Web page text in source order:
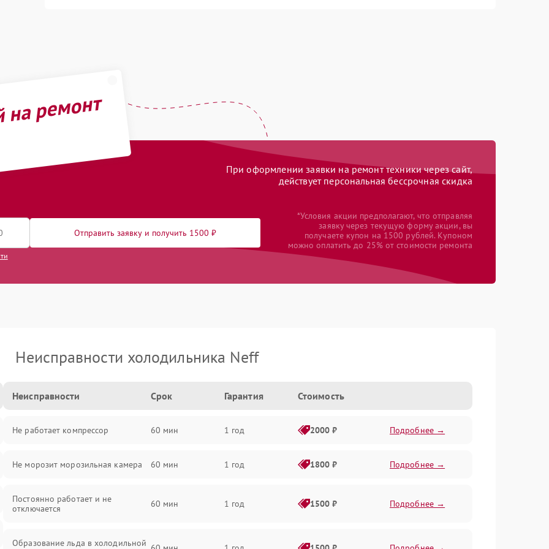
ремонт
При оформлении заявки на ремонт техники через сайт,
действует персональная бессрочная скидка
Отправить заявку и получить 1500 ₽
*Условия акции предполагают, что отправляя
заявку через текущую форму акции, вы
получаете купон на 1500 рублей. Купоном
можно оплатить до 25% от стоимости ремонта
Неисправности холодильника Neff
Неисправности Срок Гарантия Стоимость
Не работает компрессор 60 мин 1 год 2000 ₽ Подробнее →
Не морозит морозильная камера 60 мин 1 год 1800 ₽ Подробнее →
Постоянно работает и не
отключается
60 мин 1 год 1500 ₽ Подробнее →
Образование льда в холодильной